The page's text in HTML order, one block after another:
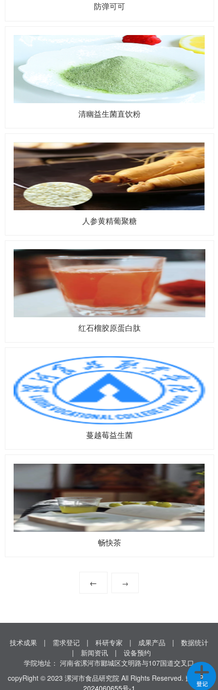
防弹可可
清幽益生菌直饮粉
人参黄精葡聚糖
红石榴胶原蛋白肽
蔓越莓益生菌
畅快茶
← →
技术成果 | 需求登记 | 科研专家 | 成果产品 |
数据统计
|
新闻资讯 |
设备预约
学院地址： 河南省漯河市郾城区文明路与107国道交叉口
copyRight © 2023 漯河市食品研究院 All Rights Reserved. 豫ICP备
2024060655号-1